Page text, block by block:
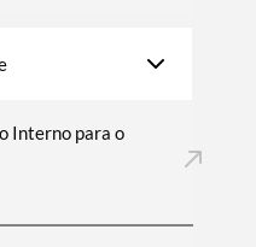
Interno para o